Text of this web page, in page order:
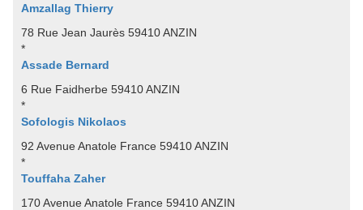
Amzallag Thierry
78 Rue Jean Jaurès 59410 ANZIN
*
Assade Bernard
6 Rue Faidherbe 59410 ANZIN
*
Sofologis Nikolaos
92 Avenue Anatole France 59410 ANZIN
*
Touffaha Zaher
170 Avenue Anatole France 59410 ANZIN